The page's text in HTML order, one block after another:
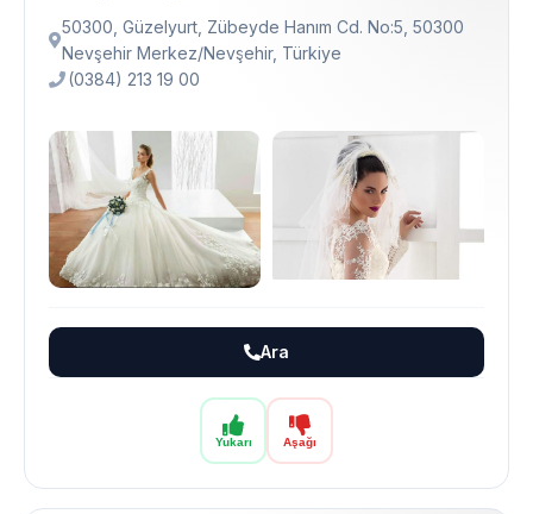
Yukarı Aşağı
50300, Güzelyurt, Zübeyde Hanım Cd. No:5, 50300
Nevşehir Merkez/Nevşehir, Türkiye
(0384) 213 19 00
Ara